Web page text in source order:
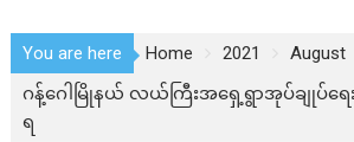
You are here Home 2021 August
ဂန့်ဂေါမြိုနယ် လယ်ကြီးအရှေ့ရွာအုပ်ချုပ်ရ
ရ